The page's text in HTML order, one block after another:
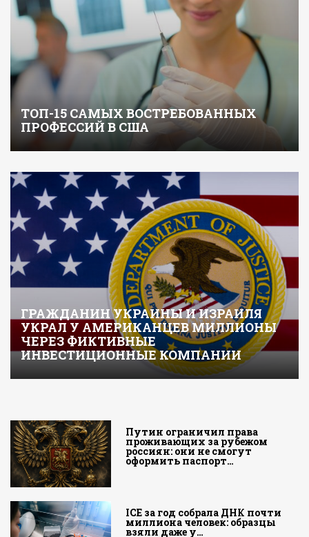
ТОП-15 САМЫХ ВОСТРЕБОВАННЫХ
ПРОФЕССИЙ В США
ГРАЖДАНИН УКРАИНЫ И ИЗРАИЛЯ
УКРАЛ У АМЕРИКАНЦЕВ МИЛЛИОНЫ
ЧЕРЕЗ ФИКТИВНЫЕ
ИНВЕСТИЦИОННЫЕ КОМПАНИИ
Путин ограничил права
проживающих за рубежом
россиян: они не смогут
оформить паспорт…
ICE за год собрала ДНК почти
миллиона человек: образцы
взяли даже у…